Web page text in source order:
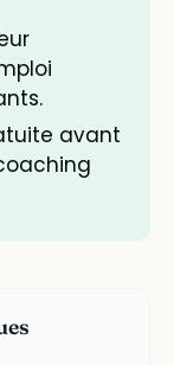
avant